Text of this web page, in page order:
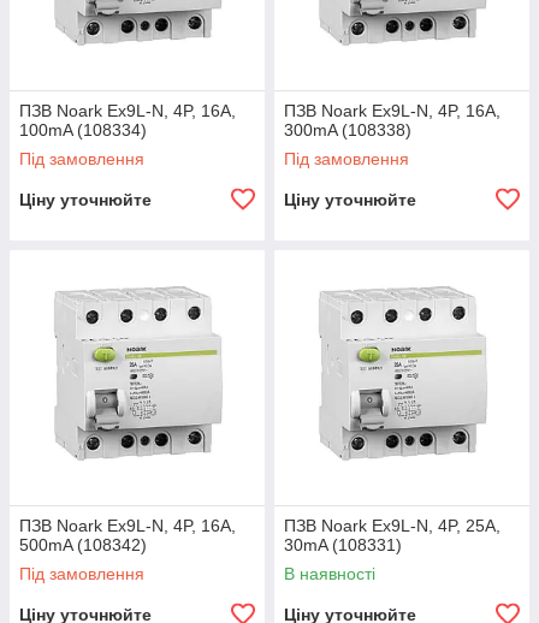
ПЗВ Noark Ex9L-N, 4P, 16A,
100mA (108334)
Під замовлення
Ціну уточнюйте
ПЗВ Noark Ex9L-N, 4P, 16A,
300mA (108338)
Під замовлення
Ціну уточнюйте
ПЗВ Noark Ex9L-N, 4P, 16A,
500mA (108342)
Під замовлення
Ціну уточнюйте
ПЗВ Noark Ex9L-N, 4P, 25A,
30mA (108331)
В наявності
Ціну уточнюйте